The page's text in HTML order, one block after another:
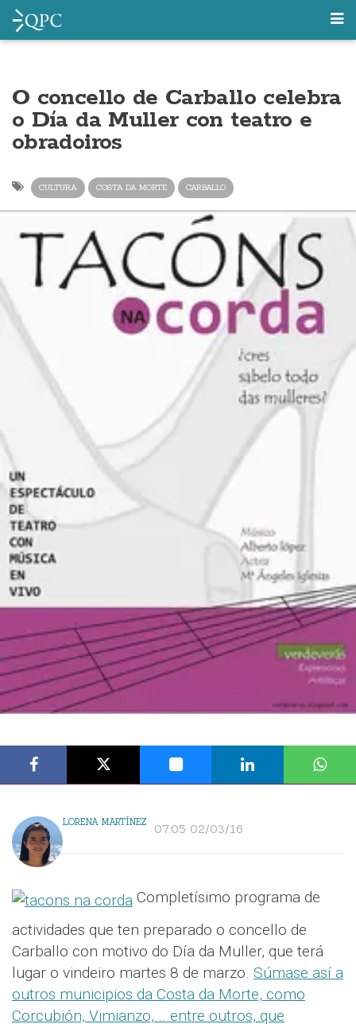
O concello de Carballo celebra
o Día da Muller con teatro e
obradoiros
CULTURA COSTA DA MORTE CARBALLO
LORENA MARTÍNEZ 07:05 02/03/16
Completísimo programa de
actividades que ten preparado o concello de
Carballo con motivo do Día da Muller, que terá
lugar o vindeiro martes 8 de marzo. Súmase así a
outros municipios da Costa da Morte, como
Corcubión, Vimianzo,... entre outros, que